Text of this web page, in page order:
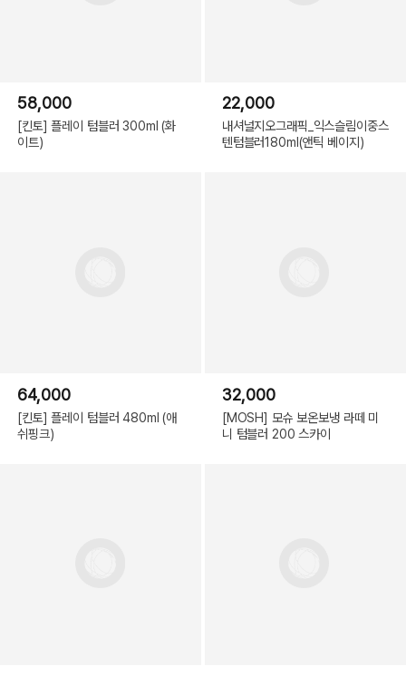
58,000
[킨토] 플레이 텀블러 300ml (화
이트)
22,000
내셔널지오그래픽_익스슬림이중스
텐텀블러180ml(앤틱 베이지)
64,000
[킨토] 플레이 텀블러 480ml (애
쉬핑크)
32,000
[MOSH] 모슈 보온보냉 라떼 미
니 텀블러 200 스카이